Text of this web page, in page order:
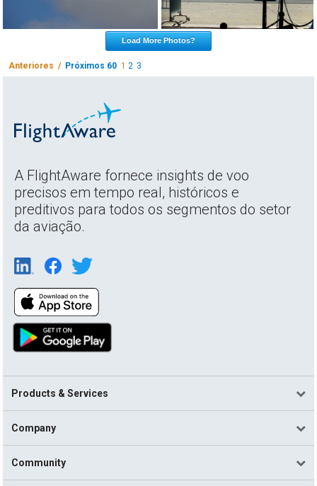
Load More Photos?
Anteriores / Próximos 60 12 3
A FlightAware fornece insights de voo
precisos em tempo real, históricos e
preditivos para todos os segmentos do setor
da aviação.
Products & Services
Company
Community